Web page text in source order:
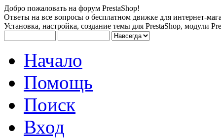
Добро пожаловать на форум PrestaShop!
Ответы на все вопросы о бесплатном движке для интернет-
Установка, настройка, создание темы для PrestaShop, модули
Начало
Помощь
Поиск
Вход